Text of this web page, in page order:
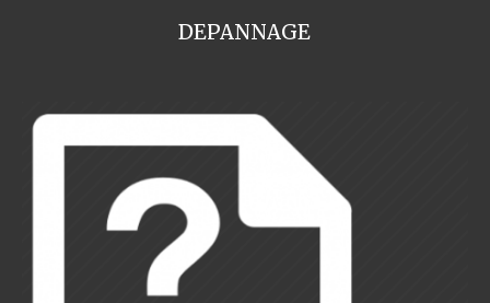
DEPANNAGE